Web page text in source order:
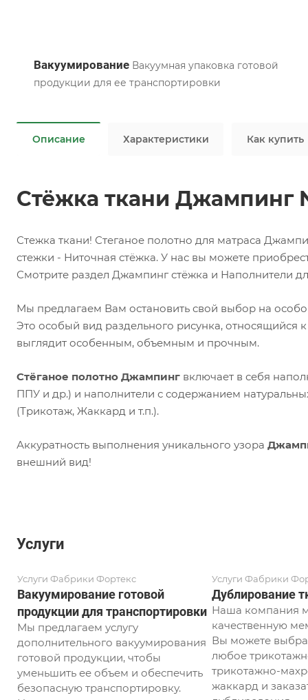
Вакуумирование Вакуумная упаковка готовой
продукции для ее транспортировки
Описание Характеристики Как купить
Стёжка ткани Джампинг
Стежка ткани! Стеганое полотно для матраса
стежки - Ниточная стёжка. У нас вы можете
Смотрите раздел Джампинг стёжка и Наполнители
Мы предлагаем Вам остановить свой выбор на
Это особый вид раздельного рисунка, относящийся
выглядит особенным, объемным и прочным.
Стёганое полотно Джампинг включает в себя
ППУ и др.) и наполнители с содержанием
(Трикотаж, Жаккард и т.п.).
Аккуратность выполнения уникального узора
внешний вид!
Услуги
Услуги Фабрики Фортекс
Вакуумирование готовой
продукции для транспортировки
Мы предлагаем услугу
дополнительного вакуумирования
готовой продукции, чтобы
уменьшить ее объем и обеспечить
безопасную транспортировку.
Услуги Фабрики
Дублирование
Наша компания
качественную
Вы можете
любое
трикотажно-
жаккард и